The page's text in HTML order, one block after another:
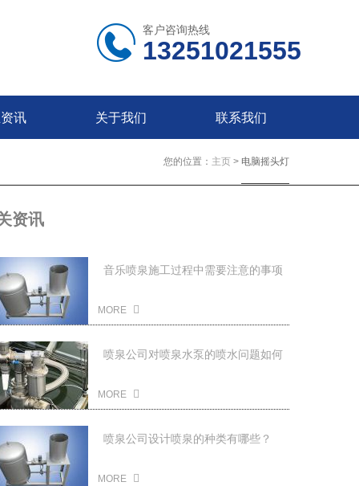
客户咨询热线
13251021555
讯 关于我们 联系我们
您的位置： 主页 > 电脑摇头灯
资讯
音乐喷泉施工过程中需要注意的事项
MORE
喷泉公司对喷泉水泵的喷水问题如何
MORE
喷泉公司设计喷泉的种类有哪些？
MORE